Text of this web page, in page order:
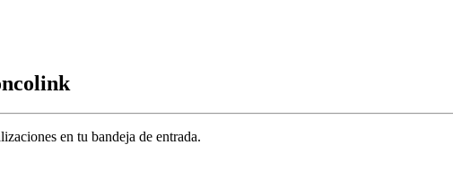
en tu bandeja de entrada.